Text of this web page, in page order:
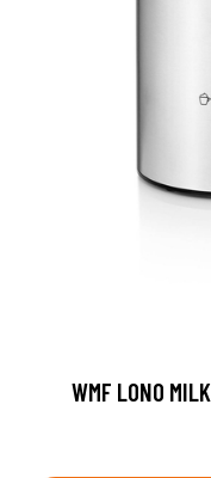
WMF LONO